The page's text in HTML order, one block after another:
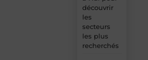
découvrir
les
secteurs
les plus
recherchés